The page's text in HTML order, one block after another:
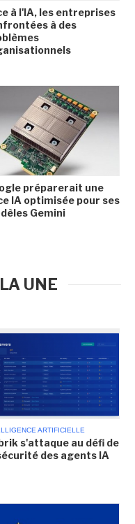
à l'IA, les entreprises
à des
préparerait une
IA optimisée pour ses
Gemini
UNE
ARTIFICIELLE
s'attaque au défi de
des agents IA